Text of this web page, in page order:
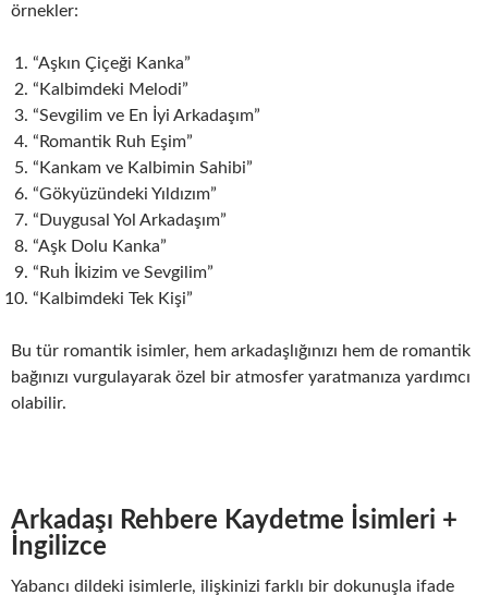
örnekler:
“Aşkın Çiçeği Kanka”
“Kalbimdeki Melodi”
“Sevgilim ve En İyi Arkadaşım”
“Romantik Ruh Eşim”
“Kankam ve Kalbimin Sahibi”
“Gökyüzündeki Yıldızım”
“Duygusal Yol Arkadaşım”
“Aşk Dolu Kanka”
“Ruh İkizim ve Sevgilim”
“Kalbimdeki Tek Kişi”
Bu tür romantik isimler, hem arkadaşlığınızı hem de romantik
bağınızı vurgulayarak özel bir atmosfer yaratmanıza yardımcı
olabilir.
Arkadaşı Rehbere Kaydetme İsimleri +
İngilizce
Yabancı dildeki isimlerle, ilişkinizi farklı bir dokunuşla ifade